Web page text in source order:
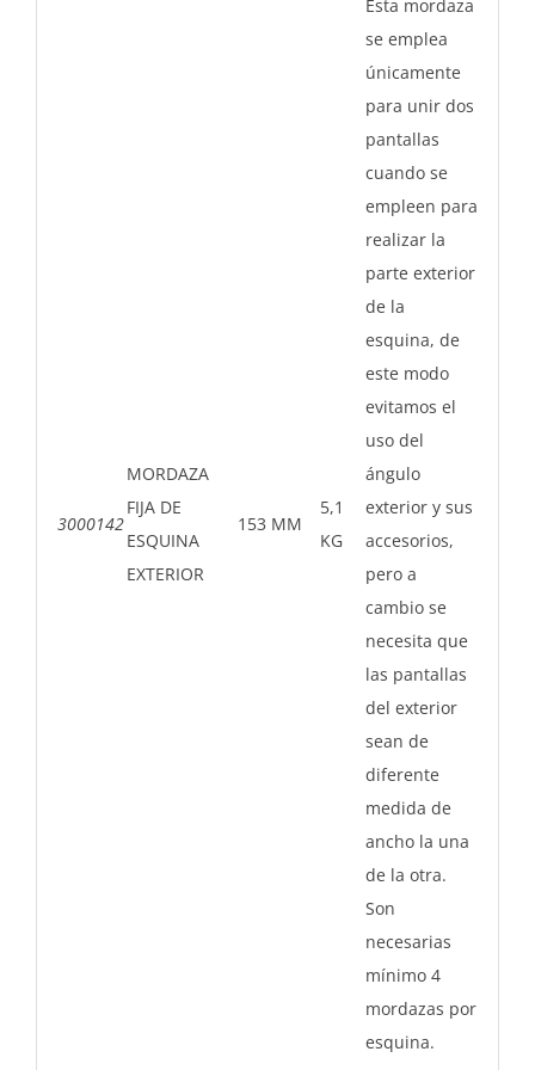
3000142
MORDAZA
FIJA DE
ESQUINA
EXTERIOR
153 MM
5,1
KG
Esta mordaza
se emplea
únicamente
para unir dos
pantallas
cuando se
empleen para
realizar la
parte exterior
de la
esquina, de
este modo
evitamos el
uso del
ángulo
exterior y sus
accesorios,
pero a
cambio se
necesita que
las pantallas
del exterior
sean de
diferente
medida de
ancho la una
de la otra.
Son
necesarias
mínimo 4
mordazas por
esquina.